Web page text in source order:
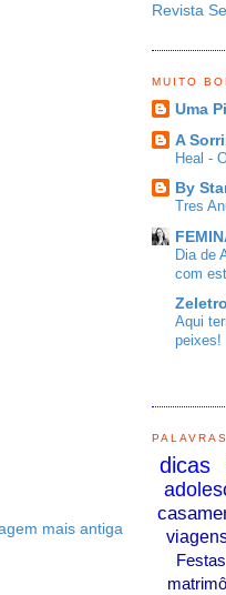
mais antiga
Revista
MUITO
Uma
A
Heal -
By
Tres
Dia de
com
Aqui
peixes!
dicas
Festas